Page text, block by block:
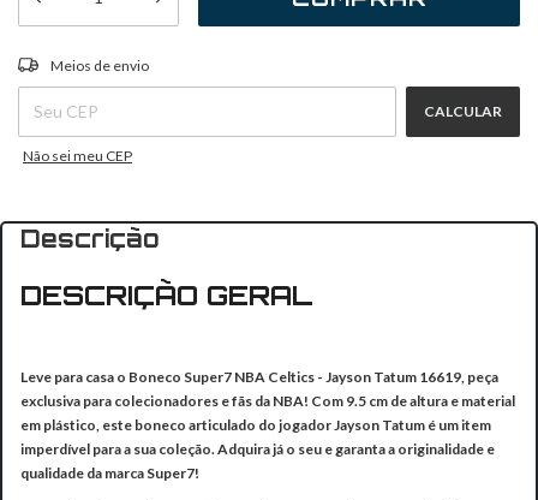
Entregas para o CEP:
Meios de envio
CALCULAR
Não sei meu CEP
Descrição
DESCRIÇÃO GERAL
Leve para casa o Boneco Super7 NBA Celtics - Jayson Tatum 16619, peça
exclusiva para colecionadores e fãs da NBA! Com 9.5 cm de altura e material
em plástico, este boneco articulado do jogador Jayson Tatum é um item
imperdível para a sua coleção. Adquira já o seu e garanta a originalidade e
qualidade da marca Super7!